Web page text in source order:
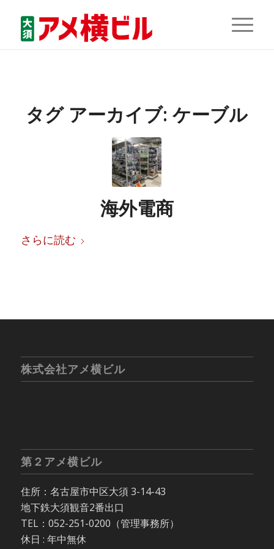
タグ アーカイブ:ケーブル
海外電商
さらに読む
株式会社アメ横ビル
第２アメ横ビル
住所：名古屋市中区大須 3-14-43
地下鉄大須観音2番出口
TEL：052-251-0200（管理事務所）
休日 : 年中無休